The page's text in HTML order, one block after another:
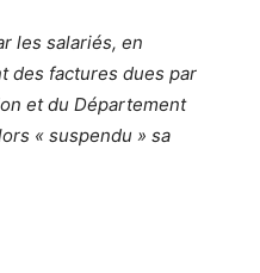
les salariés, en
des factures dues par
et du Département
« suspendu » sa